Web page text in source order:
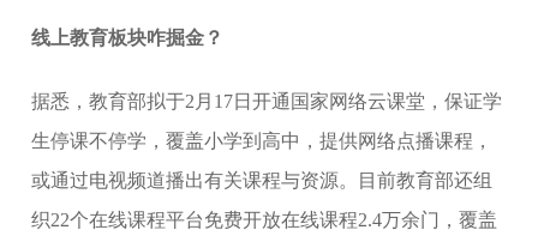
线上教育板块咋掘金？
据悉，教育部拟于2月17日开通国家网络云课堂，保证学
生停课不停学，覆盖小学到高中，提供网络点播课程，
或通过电视频道播出有关课程与资源。目前教育部还组
织22个在线课程平台免费开放在线课程2.4万余门，覆盖